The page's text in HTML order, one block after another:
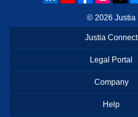
© 2026 Justia
Justia Connect
Legal Portal
Company
Help